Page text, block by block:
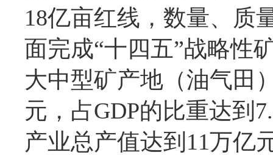
18亿亩红线，数量、质
面完成“十四五”战略性
大中型矿产地（油气田
元，占GDP的比重达到
产业总产值达到11万亿